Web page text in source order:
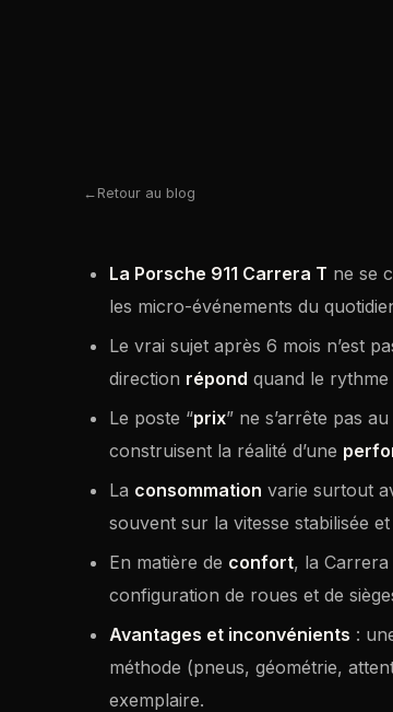
Retour au blog
La Porsche 911 Carrera T ne se
les micro-événements du
Le vrai sujet après 6 mois n’est
direction répond quand le
Le poste “prix” ne s’arrête pas
construisent la réalité d’une
La consommation varie surtout
souvent sur la vitesse stabilisée
En matière de confort, la
configuration de roues et de
Avantages et inconvénients :
méthode (pneus, géométrie,
exemplaire.